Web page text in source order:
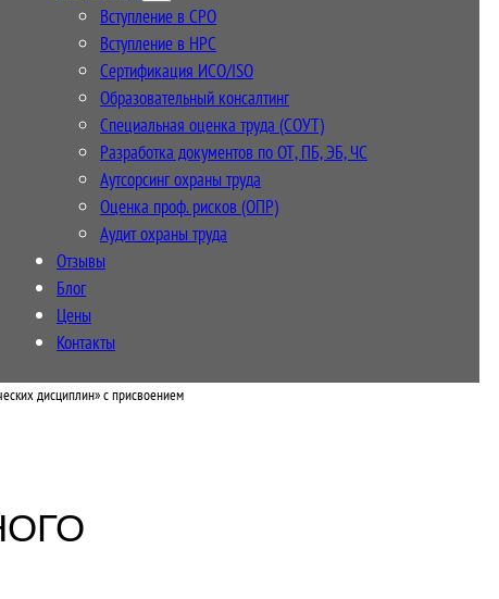
Вступление в СРО
Вступление в НРС
Сертификация ИСО/ISO
Образовательный консалтинг
Специальная оценка труда (СОУТ)
Разработка документов по ОТ, ПБ, ЭБ, ЧС
Аутсорсинг охраны труда
Оценка проф. рисков (ОПР)
Аудит охраны труда
Отзывы
Блог
Цены
Контакты
дисциплин» с присвоением